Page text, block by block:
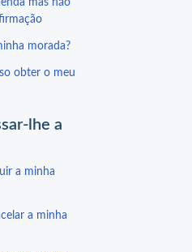
mas não
morada?
obter o meu
lhe a
a minha
a minha